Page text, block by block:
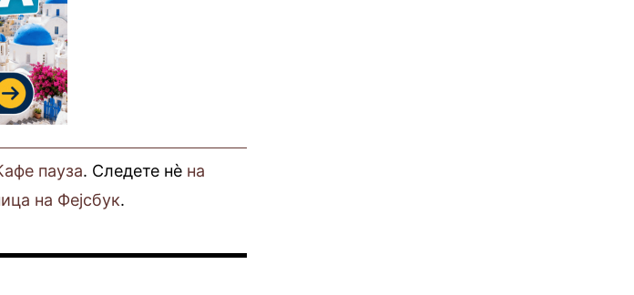
пауза. Следете нè на
на Фејсбук.